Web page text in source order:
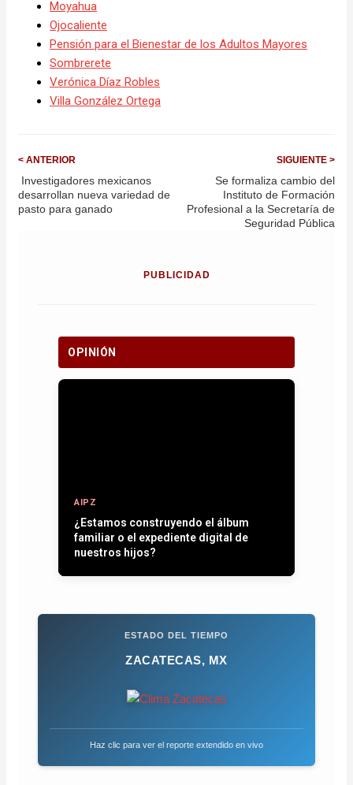
Moyahua
Ojocaliente
Pensión para el Bienestar de los Adultos Mayores
Sombrerete
Verónica Díaz Robles
Villa González Ortega
< ANTERIOR
Investigadores mexicanos
desarrollan nueva variedad de
pasto para ganado
SIGUIENTE >
Se formaliza cambio del
Instituto de Formación
Profesional a la Secretaría de
Seguridad Pública
PUBLICIDAD
OPINIÓN
AIPZ
Entre plumas, operativos y la paz que
se quiere recuperar
ESTADO DEL TIEMPO
ZACATECAS, MX
Haz clic para ver el reporte extendido en vivo